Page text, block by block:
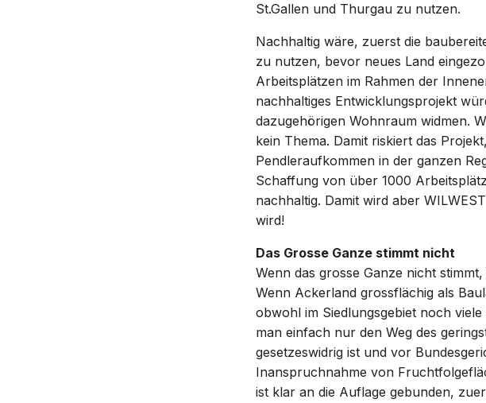
St.Gallen und Thurgau zu nutzen.
Nachhaltig wäre, zuerst die
zu nutzen, bevor neues Land
Arbeitsplätzen im Rahmen der
nachhaltiges Entwicklungsprojekt
dazugehörigen Wohnraum widmen.
kein Thema. Damit riskiert das
Pendleraufkommen in der ganzen
Schaffung von über 1000
nachhaltig. Damit wird aber
wird!
Das Grosse Ganze stimmt nicht
Wenn das grosse Ganze nicht
Wenn Ackerland grossflächig als
obwohl im Siedlungsgebiet noch
man einfach nur den Weg des
gesetzeswidrig ist und vor
Inanspruchnahme von
ist klar an die Auflage gebunden,